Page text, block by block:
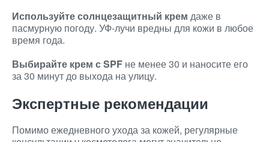
Используйте солнцезащитный крем даже в
пасмурную погоду. УФ-лучи вредны для кожи в любое
время года.
Выбирайте крем с SPF не менее 30 и наносите его
за 30 минут до выхода на улицу.
Экспертные рекомендации
Помимо ежедневного ухода за кожей, регулярные